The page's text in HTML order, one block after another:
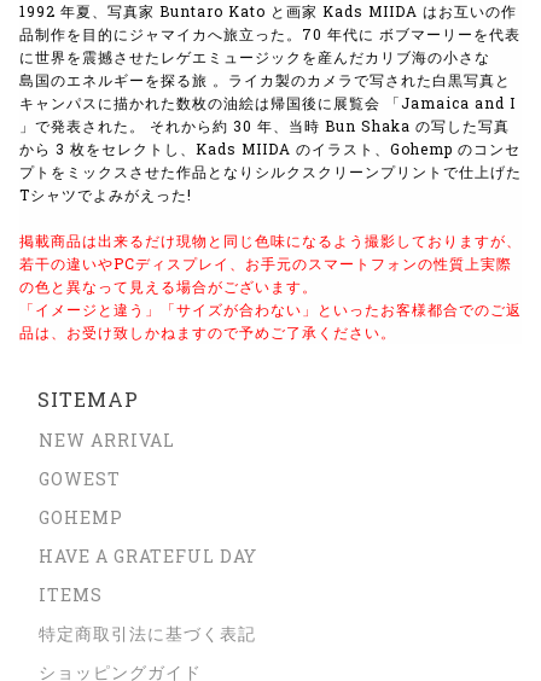
1992 年夏、写真家 Buntaro Kato と画家 Kads MIIDA はお互いの作
品制作を目的にジャマイカへ旅立った。70 年代に ボブマーリーを代表
に世界を震撼させたレゲエミュージックを産んだカリブ海の小さな
島国のエネルギーを探る旅 。ライカ製のカメラで写された白黒写真と
キャンパスに描かれた数枚の油絵は帰国後に展覧会 「Jamaica and I
」で発表された。 それから約 30 年、当時 Bun Shaka の写した写真
から 3 枚をセレクトし、Kads MIIDA のイラスト、Gohemp のコンセ
プトをミックスさせた作品となりシルクスクリーンプリントで仕上げた
Tシャツでよみがえった!
掲載商品は出来るだけ現物と同じ色味になるよう 撮影しておりますが、
若干の違いやPCディスプレイ、 お手元のスマートフォンの性質上実際
の色と異なって見える場合がございます。
「イメージと違う」「サイズが合わない」といったお客様都合でのご返
品は、 お受け致しかねますので予めご了承ください。
SITEMAP
NEW ARRIVAL
GOWEST
GOHEMP
HAVE A GRATEFUL DAY
ITEMS
特定商取引法に基づく表記
ショッピングガイド